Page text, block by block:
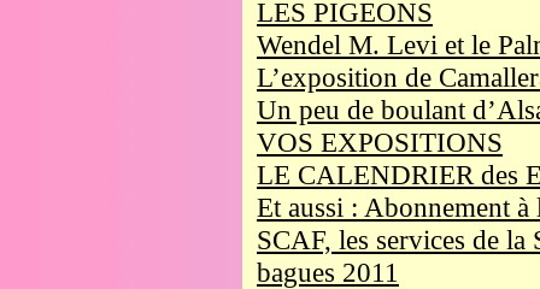
LES PIGEONS
Wendel M. Levi et le
L’exposition de
Un peu de boulant
VOS EXPOSITIONS
LE CALENDRIER des
Et aussi : Abonnement
SCAF, les services de la
bagues 2011